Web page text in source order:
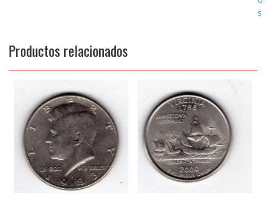
s
Productos relacionados